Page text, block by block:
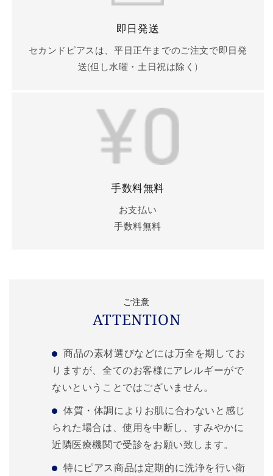
即日発送
セカンドピアスは、平日正午までのご注文で即日発
送(但し水曜・土日祝は除く)
手数料無料
お支払い
手数料無料
ご注意
ATTENTION
商品の素材選びなどには万全を期してお
りますが、全てのお客様にアレルギーがで
ないということではございません。
体質・体調によりお肌に合わないと感じ
られた場合は、使用を中断し、すみやかに
近隣医療機関で受診をお願い致します。
特にピアス商品は定期的に洗浄を行い衛